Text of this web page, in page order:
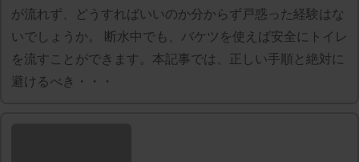
が流れず、どうすればいいのか分からず戸惑った経験はな
いでしょうか。 断水中でも、バケツを使えば安全にトイレ
を流すことができます。本記事では、正しい手順と絶対に
避けるべき・・・